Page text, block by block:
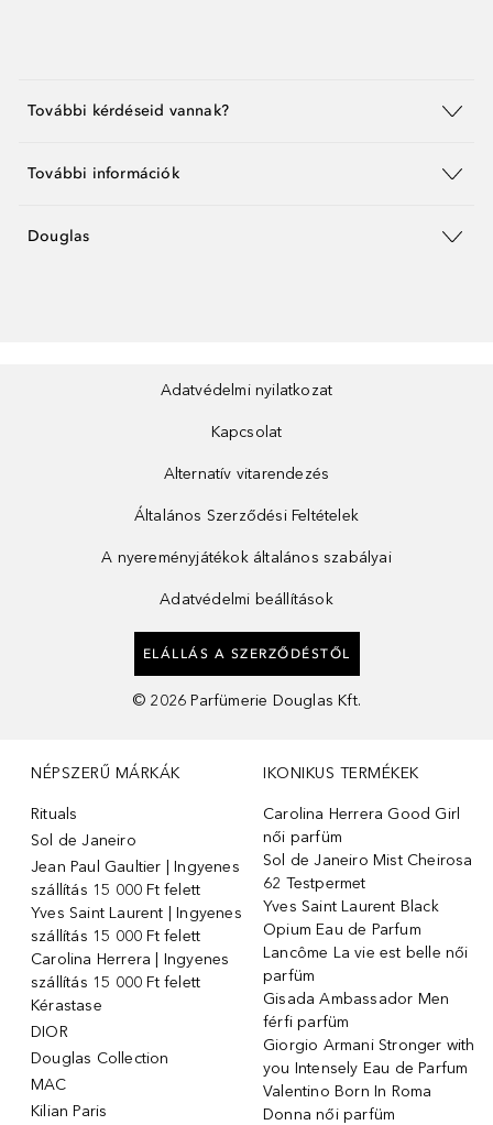
További kérdéseid vannak?
További információk
Douglas
Adatvédelmi nyilatkozat
Kapcsolat
Alternatív vitarendezés
Általános Szerződési Feltételek
A nyereményjátékok általános szabályai
Adatvédelmi beállítások
ELÁLLÁS A SZERZŐDÉSTŐL
© 2026 Parfümerie Douglas Kft.
NÉPSZERŰ MÁRKÁK
Rituals
Sol de Janeiro
Jean Paul Gaultier | Ingyenes
szállítás 15 000 Ft felett
Yves Saint Laurent | Ingyenes
szállítás 15 000 Ft felett
Carolina Herrera | Ingyenes
szállítás 15 000 Ft felett
Kérastase
DIOR
Douglas Collection
MAC
Kilian Paris
IKONIKUS TERMÉKEK
Carolina Herrera Good Girl
női parfüm
Sol de Janeiro Mist Cheirosa
62 Testpermet
Yves Saint Laurent Black
Opium Eau de Parfum
Lancôme La vie est belle női
parfüm
Gisada Ambassador Men
férfi parfüm
Giorgio Armani Stronger with
you Intensely Eau de Parfum
Valentino Born In Roma
Donna női parfüm